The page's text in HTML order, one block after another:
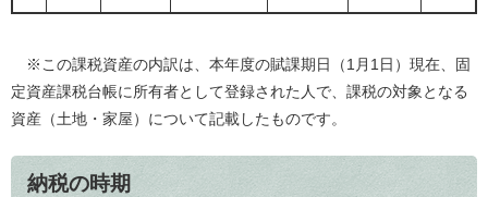
※この課税資産の内訳は、本年度の賦課期日（1月1日）現在、固
定資産課税台帳に所有者として登録された人で、課税の対象となる
資産（土地・家屋）について記載したものです。
納税の時期